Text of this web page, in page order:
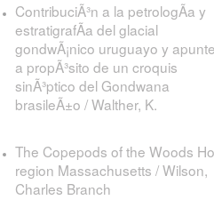
ContribuciÃ³n a la petrologÃ­a y
estratigrafÃ­a del glacial
gondwÃ¡nico uruguayo y
a propÃ³sito de un croquis
sinÃ³ptico del Gondwana
brasileÃ±o / Walther, K.
The Copepods of the Woods
region Massachusetts / Wilson,
Charles Branch